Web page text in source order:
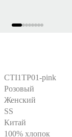
CTI1TP01-pink
Розовый
Женский
SS
Китай
100% хлопок